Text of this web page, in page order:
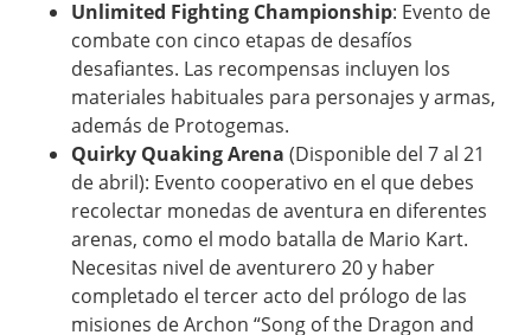
Unlimited Fighting Championship: Evento de
combate con cinco etapas de desafíos
desafiantes. Las recompensas incluyen los
materiales habituales para personajes y armas,
además de Protogemas.
Quirky Quaking Arena (Disponible del 7 al 21
de abril): Evento cooperativo en el que debes
recolectar monedas de aventura en diferentes
arenas, como el modo batalla de Mario Kart.
Necesitas nivel de aventurero 20 y haber
completado el tercer acto del prólogo de las
misiones de Archon “Song of the Dragon and